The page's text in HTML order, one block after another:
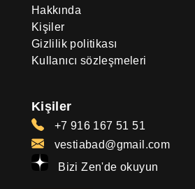
Hakkında
Kişiler
Gizlilik politikası
Kullanıcı sözleşmeleri
Kişiler
+7 916 167 51 51
vestiabad@gmail.com
Bizi Zen'de okuyun